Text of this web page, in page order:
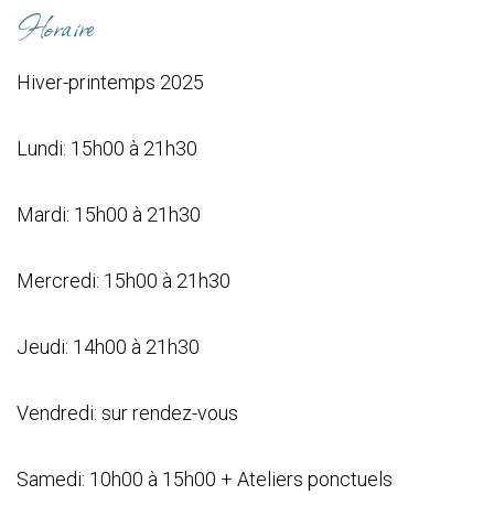
Horaire
Hiver-printemps 2025
Lundi: 15h00 à 21h30
Mardi: 15h00 à 21h30
Mercredi: 15h00 à 21h30
Jeudi: 14h00 à 21h30
Vendredi: sur rendez-vous
Samedi: 10h00 à 15h00 + Ateliers ponctuels